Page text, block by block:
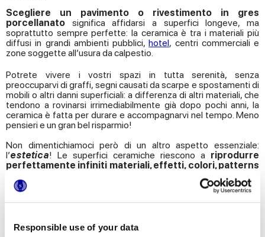
Responsible use of your data
Scegliere un pavimento o rivestimento in gres
porcellanato significa affidarsi a superfici longeve, ma
soprattutto sempre perfette: la ceramica è tra i materiali più
diffusi in grandi ambienti pubblici,hotel, centri commerciali e
zone soggette all’usura da calpestio.
Potrete vivere i vostri spazi in tutta serenità, senza
preoccuparvi di graffi, segni causati da scarpe e spostamenti di
mobili o altri danni superficiali: a differenza di altri materiali, che
tendono a rovinarsi irrimediabilmente già dopo pochi anni, la
ceramica è fatta per durare e accompagnarvi nel tempo. Meno
pensieri e un gran bel risparmio!
Non dimentichiamoci però di un altro aspetto essenziale:
l’estetica! Le superfici ceramiche riescono a riprodurre
perfettamente infiniti materiali, effetti, colori, patterns
dei vostri sogni!
, da sempre attenta ad
intercettare le richieste dei consumatori e gli ultimi trend dal
mondo del design, propone numerose collezioni ceramiche
rispondere alle diverse esigenze e adatte a qualsiasi